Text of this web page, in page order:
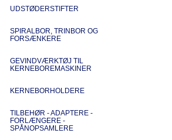
UDSTØDERSTIFTER
SPIRALBOR, TRINBOR OG
FORSÆNKERE
GEVINDVÆRKTØJ TIL
KERNEBOREMASKINER
KERNEBORHOLDERE
TILBEHØR - ADAPTERE -
FORLÆNGERE -
SPÅNOPSAMLERE